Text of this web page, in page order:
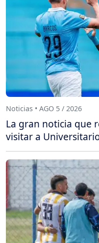
Noticias • AGO 5 / 2026
La gran noticia que
visitar a